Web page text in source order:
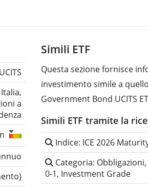
a
)
Simili ETF
Questa sezione fornisce
investimento simile a
Government Bond UCITS
Simili ETF tramite la
Indice: ICE 2026
Categoria:
0-1, Investment Grade